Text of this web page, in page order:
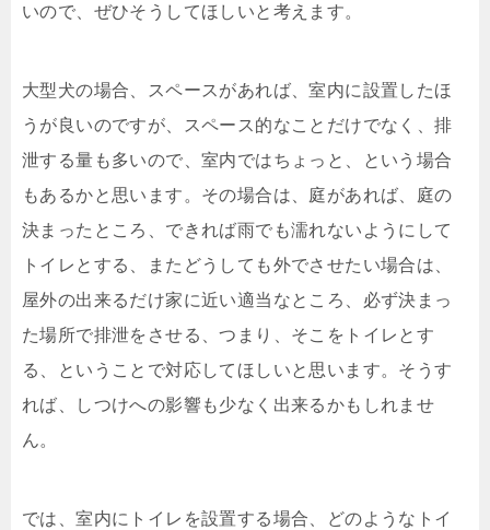
いので、ぜひそうしてほしいと考えます。
大型犬の場合、スペースがあれば、室内に設置したほ
うが良いのですが、スペース的なことだけでなく、排
泄する量も多いので、室内ではちょっと、という場合
もあるかと思います。その場合は、庭があれば、庭の
決まったところ、できれば雨でも濡れないようにして
トイレとする、またどうしても外でさせたい場合は、
屋外の出来るだけ家に近い適当なところ、必ず決まっ
た場所で排泄をさせる、つまり、そこをトイレとす
る、ということで対応してほしいと思います。そうす
れば、しつけへの影響も少なく出来るかもしれませ
ん。
では、室内にトイレを設置する場合、どのようなトイ